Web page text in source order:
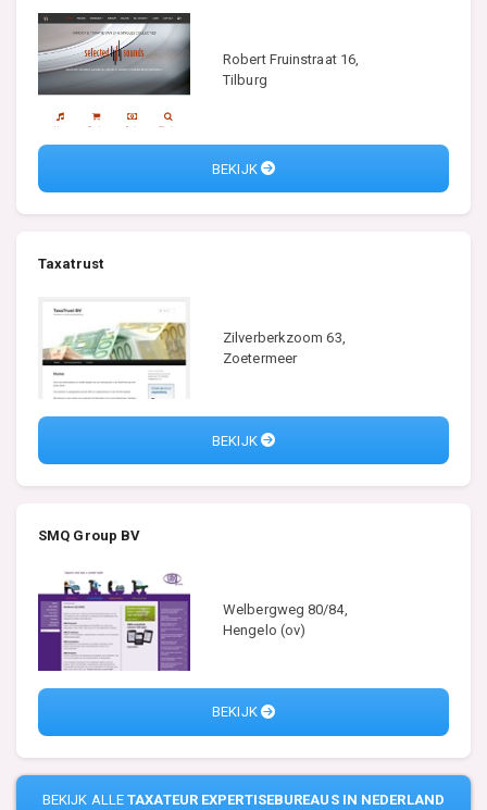
Robert Fruinstraat 16,
Tilburg
BEKIJK
Taxatrust
Zilverberkzoom 63,
Zoetermeer
BEKIJK
SMQ Group BV
Welbergweg 80/84,
Hengelo (ov)
BEKIJK
BEKIJK ALLETAXATEUR EXPERTISEBUREAUS IN NEDERLAND